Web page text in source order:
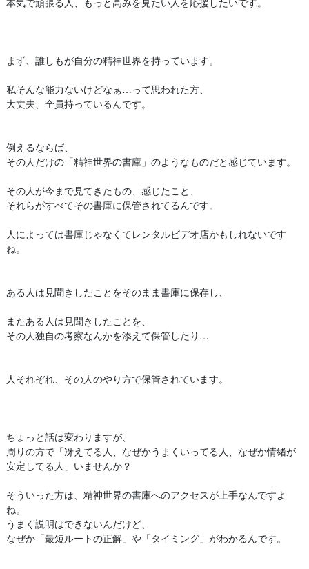
まず、誰しもが自分の精神世界を持っています。
私そんな能力ないけどなぁ…って思われた方、
大丈夫、全員持っているんです。
例えるならば、
その人だけの「精神世界の書庫」のようなものだと感じています。
その人が今まで見てきたもの、感じたこと、
それらがすべてその書庫に保管されてるんです。
人によっては書庫じゃなくてレンタルビデオ店かもしれないです
ね。
ある人は見聞きしたことをそのまま書庫に保存し、
またある人は見聞きしたことを、
その人独自の考察なんかを添えて保管したり…
人それぞれ、その人のやり方で保管されています。
ちょっと話は変わりますが、
周りの方で「冴えてる人、なぜかうまくいってる人、なぜか情緒が
安定してる人」いませんか？
そういった方は、精神世界の書庫へのアクセスが上手なんですよ
ね。
うまく説明はできないんだけど、
なぜか「最短ルートの正解」や「タイミング」がわかるんです。